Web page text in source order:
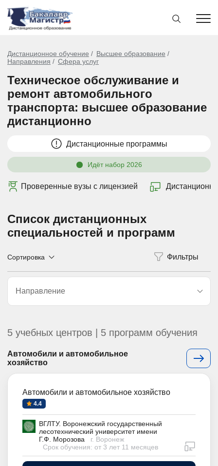
Дистанционное обучение
Высшее образование
Направления
Сфера услуг
Техническое обслуживание и
ремонт автомобильного
транспорта: высшее образование
дистанционно
Дистанционные программы
Идёт набор 2026
Проверенные вузы с лицензией Дистанционно
Список дистанционных
специальностей и программ
Направление
Сортировка
5 учебных центров | 5 программ обучения
Автомобили и автомобильное
хозяйство
Автомобили и автомобильное хозяйство
4.4
ВГЛТУ. Воронежский государственный
лесотехнический университет имени
Г.Ф. Морозова
г. Воронеж
Срок обучения: от 3 лет 11 месяцев